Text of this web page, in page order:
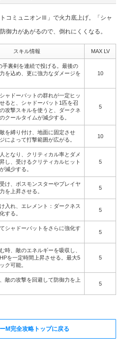
コミュニオンⅢ」で火力底上げ。「シャ
御力があがるので、倒れにくくなる。
スキル情報 MAX LV
手裏剣を連続で投げる。最後の
を込め、更に強力なダメージを
10
ャドーバットの群れが一定ヒッ
ると、シャドーバット1匹を召
攻撃スキルを使うと、ダークネ
クールタイムが減少する。
5
を縛り付け、地面に固定させ
によって打撃範囲が広がる。
10
となり、クリティカル率とダメ
し、受けるクリティカルヒット
減少する。
5
け、ボスモンスターやプレイヤ
を上昇させる。
5
入れ、エレメント：ダークネス
する。
5
シャドーバットをさらに強化す
5
時、敵のエネルギーを吸収し、
を一定時間上昇させる。最大5
ク可能。
5
敵の攻撃を回避して防御力を上
5
M完全攻略トップに戻る